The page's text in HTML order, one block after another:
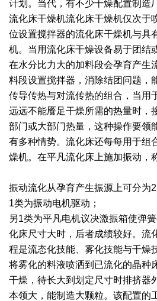
管束干燥系列
干燥配套装置
计划。当代，有不少干燥配置制造
流化床干燥机流化床干燥机仅次于
位设置搅拌器的流化床干燥机与具
机。当用流化床干燥设备易于团结
在水分比力大的加料段会孕育产生
料段设置搅拌器，消除结团问题，
传导传热与对流传热的组合，当用
远远不能餍足干燥所需的热量时，
部门或大部门热量，这种操作要领
有多种情势。流化床还每每用于组
燥机。在平凡流化床上施加振动，
振动流化从孕育产生振源上可分为2
1类为振动电机驱动；
另1类为平凡电机议决激振箱使弹
化床尺寸大时，后者成绩较好。流
程是流态化技能、雾化技能与干燥
将雾化的料液喷洒到已流化的晶种
干燥，待长大到划定尺寸时排挤器
本领大，能制造大颗粒。该配置的